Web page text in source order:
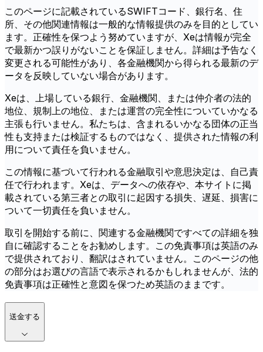
このページに記載されているSWIFTコード、銀行名、住
所、その他関連情報は一般的な情報提供のみを目的としてい
ます。正確性を保つよう努めていますが、Xeは情報が完全
で最新かつ誤りがないことを保証しません。詳細は予告なく
変更される可能性があり、各金融機関から得られる最新のデ
ータを反映していない場合があります。
Xeは、上場している銀行、金融機関、または仲介者の法的
地位、規制上の地位、または運営の完全性についていかなる
主張も行いません。私たちは、含まれるいかなる団体の正当
性も支持または検証するものではなく、提供された情報の利
用について責任を負いません。
この情報に基づいて行われる金融取引や意思決定は、自己責
任で行われます。Xeは、データへの依存や、本サイトに掲
載されている第三者との取引に起因する損失、遅延、損害に
ついて一切責任を負いません。
取引を開始する前に、関連する金融機関ですべての詳細を独
自に確認することをお勧めします。この免責事項は英語のみ
で提供されており、翻訳はされていません。このページの他
の部分はお選びの言語で表示されるかもしれませんが、法的
免責事項は正確性と意図を保つため英語のままです。
送金する